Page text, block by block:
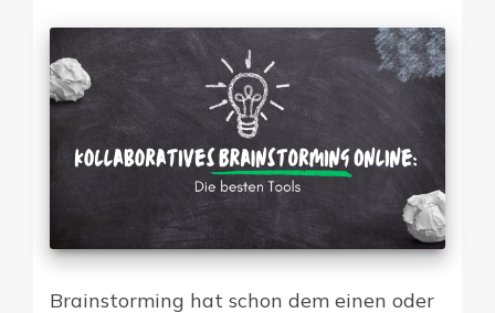
Brainstorming hat schon dem einen oder